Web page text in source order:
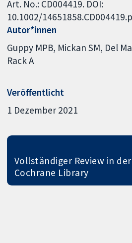
Art. No.: CD004419. DOI:
10.1002/
Autor*innen
Guppy MPB Mickan SM Del
Rack A
Veröffentlicht
1 Dezember 2021
Vollständiger Review in der
Cochrane Library